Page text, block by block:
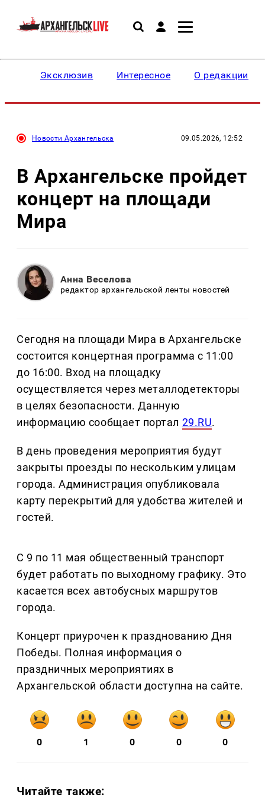
Эксклюзив Интересное О редакции
Новости Архангельска 09.05.2026, 12:52
В Архангельске пройдет
концерт на площади
Мира
Анна Веселова
редактор архангельской ленты новостей
Сегодня на площади Мира в Архангельске
состоится концертная программа с 11:00
до 16:00. Вход на площадку
осуществляется через металлодетекторы
в целях безопасности. Данную
информацию сообщает портал 29.RU.
В день проведения мероприятия будут
закрыты проезды по нескольким улицам
города. Администрация опубликовала
карту перекрытий для удобства жителей и
гостей.
С 9 по 11 мая общественный транспорт
будет работать по выходному графику. Это
касается всех автобусных маршрутов
города.
Концерт приурочен к празднованию Дня
Победы. Полная информация о
праздничных мероприятиях в
Архангельской области доступна на сайте.
0 1 0 0 0
Читайте также: